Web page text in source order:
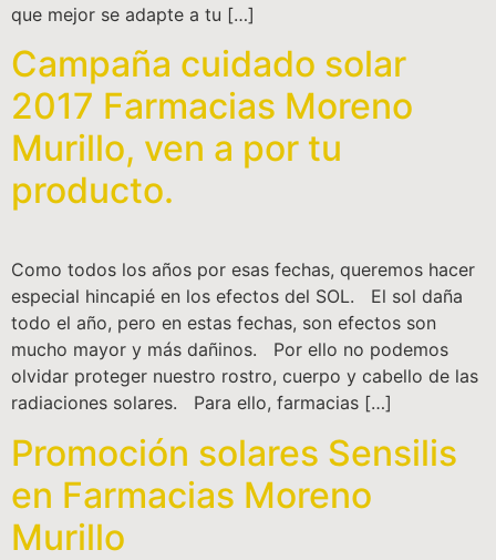
que mejor se adapte a tu […]
Campaña cuidado solar
2017 Farmacias Moreno
Murillo, ven a por tu
producto.
Como todos los años por esas fechas, queremos hacer
especial hincapié en los efectos del SOL. El sol daña
todo el año, pero en estas fechas, son efectos son
mucho mayor y más dañinos. Por ello no podemos
olvidar proteger nuestro rostro, cuerpo y cabello de las
radiaciones solares. Para ello, farmacias […]
Promoción solares Sensilis
en Farmacias Moreno
Murillo